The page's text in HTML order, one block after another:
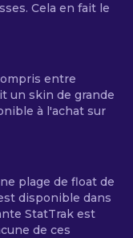
Cela en fait le
entre
un skin de grande
à l'achat sur
plage de float de
disponible dans
StatTrak est
de ces